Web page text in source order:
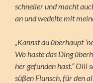
schneller und macht
an und wedelte mit
„Kannst du überhaupt
Wo haste das Ding
her gefunden hast.“ Olli
süßen Flunsch, für den